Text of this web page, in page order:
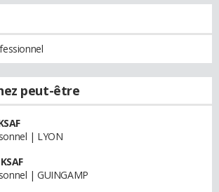
peut-être
| LYON
| GUINGAMP